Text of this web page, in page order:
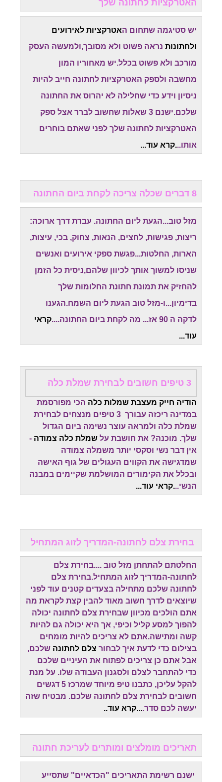
האטרקציות לחתונה שלך
יש סטיגמה שתחום האטרקציות לאירועים
ולחתונות נראה פשוט ולא מסובך,ולמעשה העסק
מורכב ולא פשוט בכלל.יש מאחוריו המון
מחשבה ולספק האטרקציות לחתונה חייב להיות
ניסיון וידע כדי שחלילה לא יהרוס את החתונה
שלכם.
ישנם 3 שאלות שחשוב לברר אצל ספק
האטרקציות לחתונה שלך לפני שאתם בוחרים
אותו...קרא עוד...
8 דברים שכלה צריכה לקחת ביום החתונה
מזל טוב...הגעת ליום החתונה. עברת דרך ארוכה:
ריצות, פגישות, לחצים, הנאות, צחוק, בכי, עיצות,
הארות, החלטות...פגשת ספקי אירועים ואנשים
שניסו למשוך אותך לכיוון שלהם,ניסית כל הזמן
להחזיק את תמונת חתונת החלומות שלך
בדימיון...ו-מזל טוב הגעת ליום השמח.הגענו
לדקה ה 90 אז... מה לקחת ביום החתונה....
קראי
עוד...
3 טיפים חשובים לבחירת שמלת כלה
הודיה חייק מעצבת שמלות כלה הכי מפורסמת
במדינה ריכזה עבורך 3 טיפים מנצחים לבחירת
שמלת כלה ולמראה עוצר נשימה ביום הגדול
שלך. מוכנה? את חושבת על שמלת כלה צמודה -
אין דבר נשי וסקסי יותר משמלה צמודה
שמדגישה את הקווים העגולים של גוף האישה
ובכלל את הקימורים המושלמת שקיימים במבנה
הנשי...קראי עוד...
בחירת צלם לחתונה-המדריך לזוג המתחיל
החלטתם להתחתן מזל טוב ....בחירת צלם
לחתונה-המדריך לזוג המתחיל.בחירת צלם
לחתונה שלכם מתחילה בצעדים קטנים עוד לפני
שיוצאים לדרך חשוב מאוד להבין קצת לקראת מה
אתם הולכים מכיוון שבחירת צלם לחתונה יכולה
להפוך למסע קליל וכיפי, אך היא יכולה גם להיות
קשה ומתישה.אתם לא צריכים להיות מומחים
בצילום כדי לדעת איך לבחור צלם לחתונה שלכם,
אבל אתם כן צריכים לפתוח את העיניים שלכם
כדי להתחבר לצלם ולסגנון העבודה שלו. על מנת
להקל עליכן, כתבנו טיפ מיוחד שמרכז 5 דגשים
חשובים לבחירת צלם לחתונה שלכם. מבטיח שזה
יעשה לכם סדר....קרא עוד..
תאריכים מומלצים ומותרים לעריכת חתונה
ישנם רשימת התאריכים "הכדאיים" שתסייע